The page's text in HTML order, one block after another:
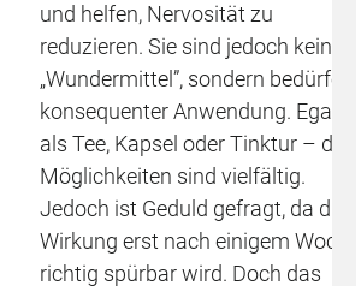
und helfen, Nervosität zu
reduzieren. Sie sind jedoch keine
„Wundermittel”, sondern bedürfen
konsequenter Anwendung. Egal ob
als Tee, Kapsel oder Tinktur – die
Möglichkeiten sind vielfältig.
Jedoch ist Geduld gefragt, da die
Wirkung erst nach einigem Wochen
richtig spürbar wird. Doch das